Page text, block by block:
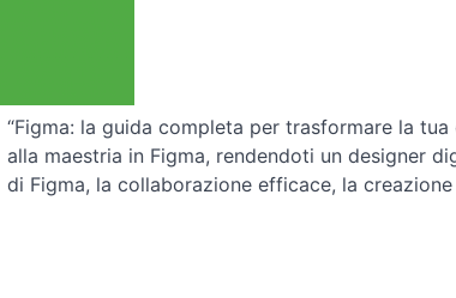
“Figma: la guida completa per trasformare la
alla maestria in Figma, rendendoti un designer
di Figma, la collaborazione efficace, la